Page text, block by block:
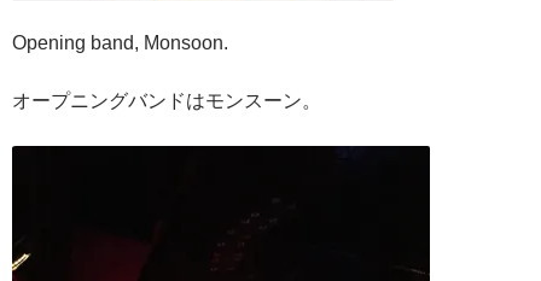
Opening band, Monsoon.
オープニングバンドはモンスーン。